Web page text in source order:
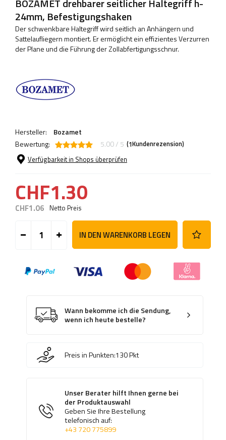
BOZAMET drehbarer seitlicher Haltegriff h-
24mm, Befestigungshaken
Der schwenkbare Haltegriff wird seitlich an Anhängern und
Sattelaufliegern montiert. Er ermöglicht ein effizientes Verzurren
der Plane und die Führung der Zollabfertigungsschnur.
Hersteller:
Bozamet
Bewertung:
5.00 / 5 (1Kundenrezension)
Verfügbarkeit in Shops überprüfen
CHF1.30
CHF1.06 Netto Preis
IN DEN WARENKORB LEGEN
Wann bekomme ich die Sendung,
wenn ich heute bestelle?
Preis in Punkten:130Pkt
Unser Berater hilft Ihnen gerne bei
der Produktauswahl
Geben Sie Ihre Bestellung
telefonisch auf:
+43 720 775899